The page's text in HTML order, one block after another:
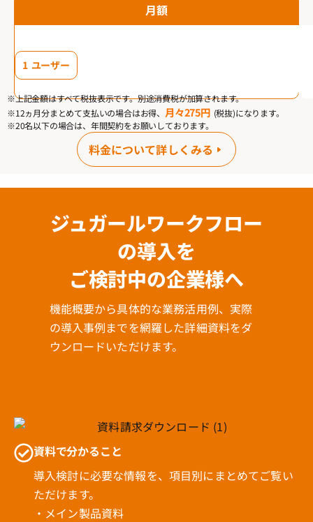
月額
1 ユーザー
※上記金額はすべて税抜表示です。別途消費税が加算されます。
※12ヵ月分まとめて支払いの場合はお得、 月々275円 (税抜)になります。
※20名以下の場合は、年間契約をお願いしております。
料金について詳しくみる
ジュガールワークフロー
の導入を
ご検討中の企業様へ
機能概要から具体的な業務活用例、実際
の導入事例までを網羅した詳細資料をダ
ウンロードいただけます。
資料で分かること
導入検討に必要な情報を、項目別にまとめてご覧い
ただけます。
・メイン製品資料